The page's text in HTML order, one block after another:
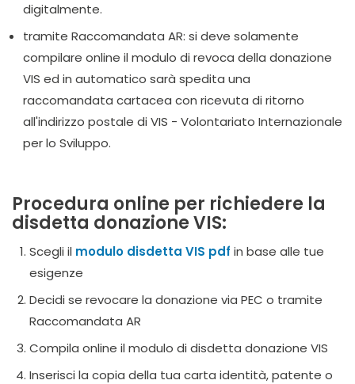
digitalmente.
tramite Raccomandata AR: si deve solamente
compilare online il modulo di revoca della donazione
VIS ed in automatico sarà spedita una
raccomandata cartacea con ricevuta di ritorno
all'indirizzo postale di VIS - Volontariato Internazionale
per lo Sviluppo.
Procedura online per richiedere la
disdetta donazione VIS:
Scegli il modulo disdetta VIS pdf in base alle tue
esigenze
Decidi se revocare la donazione via PEC o tramite
Raccomandata AR
Compila online il modulo di disdetta donazione VIS
Inserisci la copia della tua carta identità, patente o